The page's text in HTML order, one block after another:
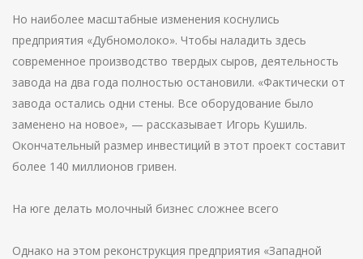
Но наиболее масштабные изменения коснулись
предприятия «Дубномолоко». Чтобы наладить здесь
современное производство твердых сыров, деятельность
завода на два года полностью остановили. «Фактически от
завода остались одни стены. Все оборудование было
заменено на новое», — рассказывает Игорь Кушиль.
Окончательный размер инвестиций в этот проект составит
более 140 миллионов гривен.
На юге делать молочный бизнес сложнее всего
Однако на этом реконструкция предприятия «Западной